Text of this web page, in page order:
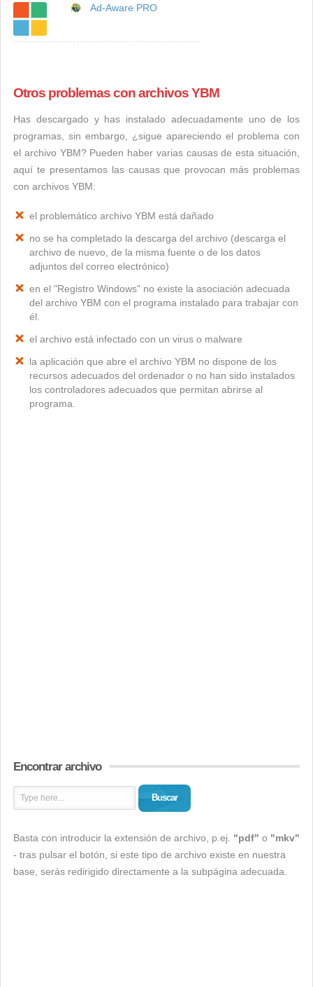
Ad-Aware PRO
Otros problemas con archivos YBM
Has descargado y has instalado adecuadamente uno de los
programas, sin embargo, ¿sigue apareciendo el problema con
el archivo YBM? Pueden haber varias causas de esta situación,
aquí te presentamos las causas que provocan más problemas
con archivos YBM:
el problemático archivo YBM está dañado
no se ha completado la descarga del archivo (descarga el
archivo de nuevo, de la misma fuente o de los datos
adjuntos del correo electrónico)
en el "Registro Windows" no existe la asociación adecuada
del archivo YBM con el programa instalado para trabajar con
él.
el archivo está infectado con un virus o malware
la aplicación que abre el archivo YBM no dispone de los
recursos adecuados del ordenador o no han sido instalados
los controladores adecuados que permitan abrirse al
programa.
Encontrar archivo
Buscar
Basta con introducir la extensión de archivo, p.ej. "pdf" o "mkv"
- tras pulsar el botón, si este tipo de archivo existe en nuestra
base, serás redirigido directamente a la subpágina adecuada.